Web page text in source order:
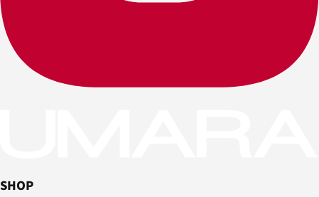
SHOP